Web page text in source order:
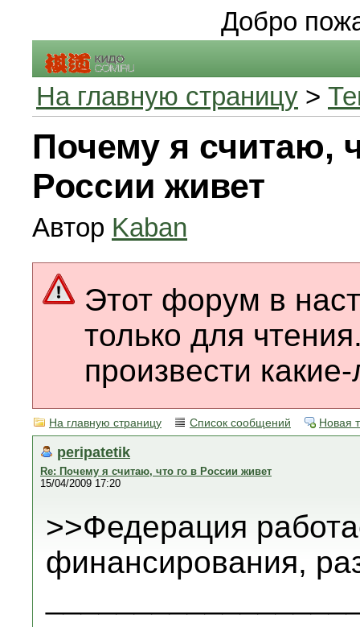
Добро
На главную страницу >
Почему я считаю,
России живет
Автор Kaban
Этот форум в
только для
произвести
На главную страницу Список сообщений Новая
peripatetik
Re: Почему я считаю, что го в России живет
15/04/2009 17:20
>>Федерация
финансирования,